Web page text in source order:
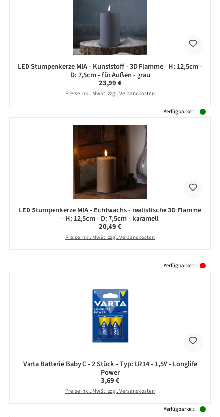
LED Stumpenkerze MIA - Kunststoff - 3D Flamme - H: 12,5cm -
D: 7,5cm - für Außen - grau
Regulärer Preis:
23,99 €
Preise inkl. MwSt. zzgl. Versandkosten
Verfügbarkeit:
LED Stumpenkerze MIA - Echtwachs - realistische 3D Flamme
- H: 12,5cm - D: 7,5cm - karamell
Regulärer Preis:
20,49 €
Preise inkl. MwSt. zzgl. Versandkosten
Verfügbarkeit:
Varta Batterie Baby C - 2 Stück - Typ: LR14 - 1,5V - Longlife
Power
Regulärer Preis:
3,69 €
Preise inkl. MwSt. zzgl. Versandkosten
Verfügbarkeit: